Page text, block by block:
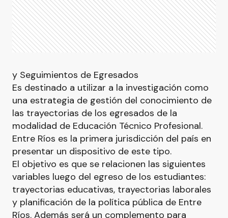
y Seguimientos de Egresados
Es destinado a utilizar a la investigación como
una estrategia de gestión del conocimiento de
las trayectorias de los egresados de la
modalidad de Educación Técnico Profesional.
Entre Ríos es la primera jurisdicción del país en
presentar un dispositivo de este tipo.
El objetivo es que se relacionen las siguientes
variables luego del egreso de los estudiantes:
trayectorias educativas, trayectorias laborales
y planificación de la política pública de Entre
Ríos. Además será un complemento para